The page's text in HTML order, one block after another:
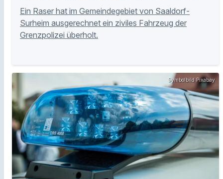
Ein Raser hat im Gemeindegebiet von Saaldorf-
Surheim ausgerechnet ein ziviles Fahrzeug der
Grenzpolizei überholt.
Symbolbild Pixabay